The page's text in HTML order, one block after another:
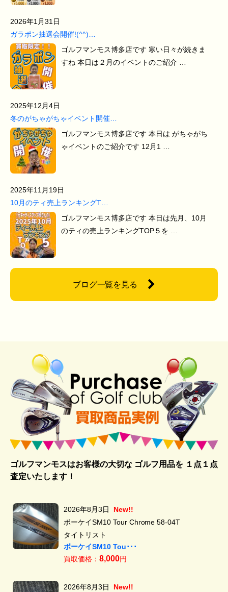
2026年1月31日
ガラポン抽選会開催!(^^)…
ゴルフマンモス博多店です 寒い日々が続きま
すね 本日は２月のイベントのご紹介 …
2025年12月4日
冬のがちゃがちゃイベント開催…
ゴルフマンモス博多店です 本日は がちゃがち
ゃイベントのご紹介です 12月1 …
2025年11月19日
10月のティ売上ランキングT…
ゴルフマンモス博多店です 本日は先月、10月
のティの売上ランキングTOP５を …
ブログ一覧を見る
ゴルフマンモスはお客様の大切な ゴルフ用品を１点１点
査定いたします！
2026年8月3日
New!!
ボーケイSM10 Tour Chrome 58-04T
タイトリスト
ボーケイSM10 Tou･･･
買取価格： 8,000円
2026年8月3日
New!!